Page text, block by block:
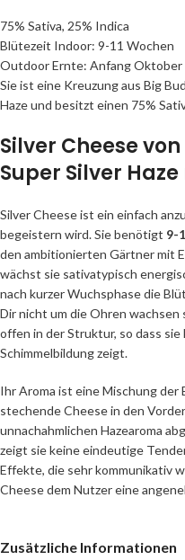
75% Sativa, 25% Indica
Blütezeit Indoor: 9-11 Wochen
Outdoor Ernte: Anfang Oktober
Sie ist eine Kreuzung aus Big
Haze und besitzt einen 75%
Silver Cheese
Super Silver
Silver Cheese ist ein einfach
begeistern wird. Sie benötigt 9-
den ambitionierten Gärtner mit
wächst sie sativatypisch
nach kurzer Wuchsphase die
Dir nicht um die Ohren wachsen
offen in der Struktur, so dass sie
Schimmelbildung zeigt.
Ihr Aroma ist eine Mischung der
stechende Cheese in den
unnachahmlichen Hazearoma
zeigt sie keine eindeutige
Effekte, die sehr kommunikativ
Cheese dem Nutzer eine
Zusätzliche Informationen